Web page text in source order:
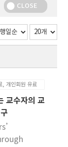
CLOSE
, 개인회원 유료
교수자의 교